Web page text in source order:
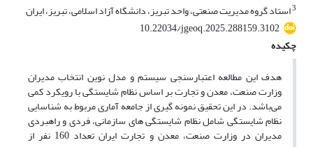
3استاد گروه مدیریت صنعتی، واحد تبریز، دانشگاه آزاد اسلامی، تبریز، ایران
10.22034/jgeoq.2025.288159.3102
چکیده
هدف این مطالعه اعتبارسنجی سیستم و مدل نوین انتخاب مدیران
وزارت صنعت، معدن و تجارت بر اساس نظام شایستگی با رویکرد کمی
می‌باشد. در این تحقیق نمونه گیری از جامعه آماری مربوط به شناسایی
نظام شایستگی شامل نظام شایستگی های سازمانی، فردی و راهبردی
مدیران در وزارت صنعت، معدن و تجارت ایران تعداد 160 نفر از